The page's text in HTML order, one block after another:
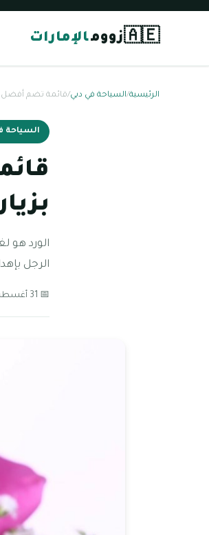
🇦🇪زوومالإمارات
الرئيسية/السياحة في دبي/قائمة تضم أفضل
السياحة
الورد هو
الرجل
📅 31 أغسطس 2023